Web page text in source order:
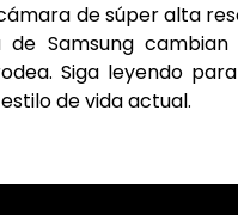
de súper alta
de Samsung
Siga leyendo
de vida actual.